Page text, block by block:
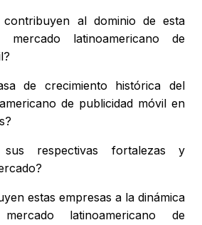
contribuyen al dominio de esta
latinoamericano de
de crecimiento histórica del
de publicidad móvil en
respectivas fortalezas y
estas empresas a la dinámica
latinoamericano de